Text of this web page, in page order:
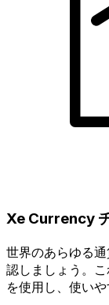
Xe Currency
世界のあらゆる
認しましょう。
を使用し、使い